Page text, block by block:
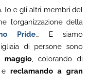
Io e gli altri membri del
l’organizzazione della
Pride… E siamo
di persone sono
maggio, colorando di
reclamando a gran